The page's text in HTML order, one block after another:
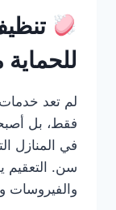
لم تعد خدمات
فقط، بل
في المنازل
سن. التعقيم
والفيروسات